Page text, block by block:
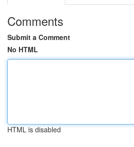
Comments
Submit a Comment
No HTML
HTML is disabled